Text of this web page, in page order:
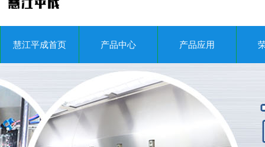
慧江平成首页 产品中心 产品应用